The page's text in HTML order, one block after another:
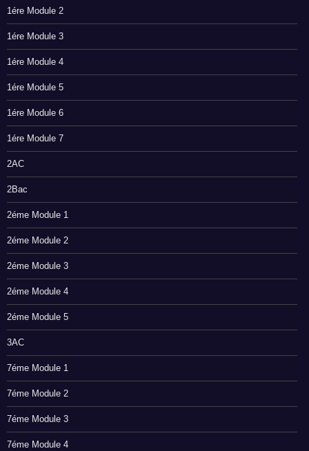
1ére Module 2
1ére Module 3
1ére Module 4
1ére Module 5
1ére Module 6
1ére Module 7
2AC
2Bac
2éme Module 1
2éme Module 2
2éme Module 3
2éme Module 4
2éme Module 5
3AC
7éme Module 1
7éme Module 2
7éme Module 3
7éme Module 4